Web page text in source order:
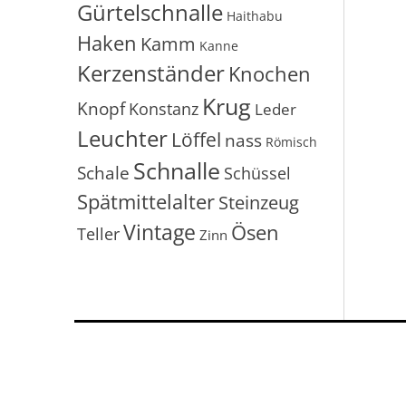
Gürtelschnalle Haithabu
Haken Kamm Kanne
KerzenständerKnochen
Knopf Konstanz Krug Leder
Leuchter Löffel nass Römisch
Schale Schnalle Schüssel
SpätmittelalterSteinzeug
TellerVintage Zinn Ösen